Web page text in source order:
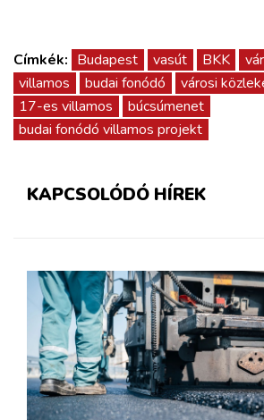
Címkék: Budapest vasút BKK
villamos
budai fonódó
városi
17-es villamos
búcsúmenet
budai fonódó villamos projekt
KAPCSOLÓDÓ HÍREK